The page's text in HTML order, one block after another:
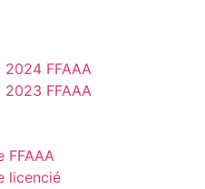
2024 FFAAA
2023 FFAAA
FFAAA
licencié